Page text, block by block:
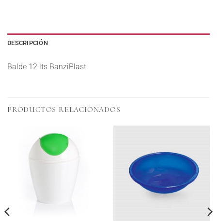
DESCRIPCIÓN
Balde 12 lts BanziPlast
PRODUCTOS RELACIONADOS